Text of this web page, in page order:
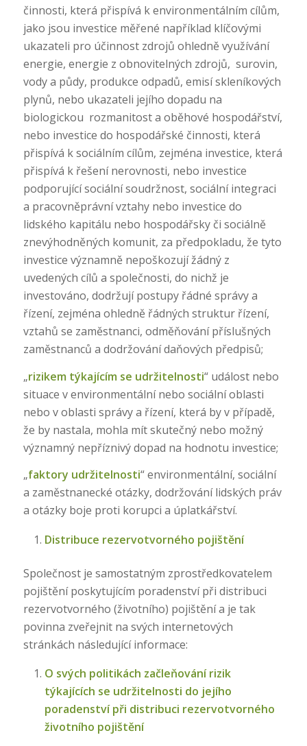
činnosti, která přispívá k environmentálním cílům,
jako jsou investice měřené například klíčovými
ukazateli pro účinnost zdrojů ohledně využívání
energie, energie z obnovitelných zdrojů, surovin,
vody a půdy, produkce odpadů, emisí skleníkových
plynů, nebo ukazateli jejího dopadu na
biologickou rozmanitost a oběhové hospodářství,
nebo investice do hospodářské činnosti, která
přispívá k sociálním cílům, zejména investice, která
přispívá k řešení nerovnosti, nebo investice
podporující sociální soudržnost, sociální integraci
a pracovněprávní vztahy nebo investice do
lidského kapitálu nebo hospodářsky či sociálně
znevýhodněných komunit, za předpokladu, že tyto
investice významně nepoškozují žádný z
uvedených cílů a společnosti, do nichž je
investováno, dodržují postupy řádné správy a
řízení, zejména ohledně řádných struktur řízení,
vztahů se zaměstnanci, odměňování příslušných
zaměstnanců a dodržování daňových předpisů;
„rizikem týkajícím se udržitelnosti“ událost nebo
situace v environmentální nebo sociální oblasti
nebo v oblasti správy a řízení, která by v případě,
že by nastala, mohla mít skutečný nebo možný
významný nepříznivý dopad na hodnotu investice;
„faktory udržitelnosti“ environmentální, sociální
a zaměstnanecké otázky, dodržování lidských práv
a otázky boje proti korupci a úplatkářství.
Distribuce rezervotvorného pojištění
Společnost je samostatným zprostředkovatelem
pojištění poskytujícím poradenství při distribuci
rezervotvorného (životního) pojištění a je tak
povinna zveřejnit na svých internetových
stránkách následující informace:
O svých politikách začleňování rizik
týkajících se udržitelnosti do jejího
poradenství při distribuci rezervotvorného
životního pojištění